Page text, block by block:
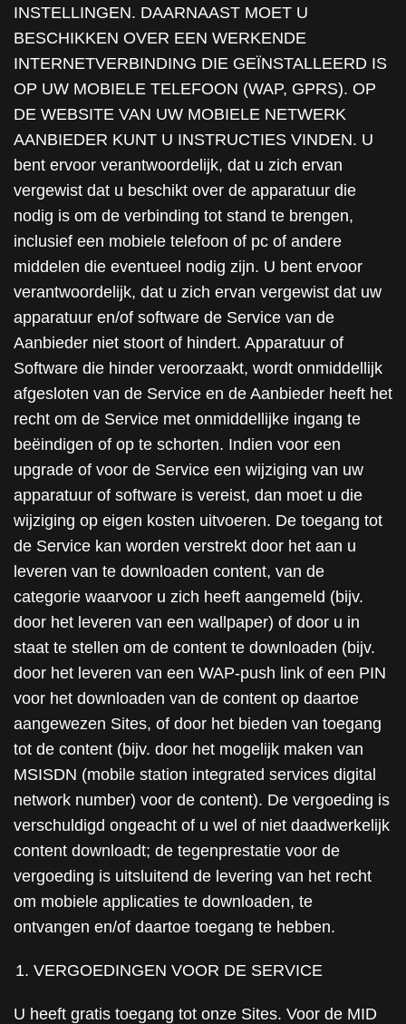
INSTELLINGEN. DAARNAAST MOET U
BESCHIKKEN OVER EEN WERKENDE
INTERNETVERBINDING DIE GEÏNSTALLEERD IS
OP UW MOBIELE TELEFOON (WAP, GPRS). OP
DE WEBSITE VAN UW MOBIELE NETWERK
AANBIEDER KUNT U INSTRUCTIES VINDEN. U
bent ervoor verantwoordelijk, dat u zich ervan
vergewist dat u beschikt over de apparatuur die
nodig is om de verbinding tot stand te brengen,
inclusief een mobiele telefoon of pc of andere
middelen die eventueel nodig zijn. U bent ervoor
verantwoordelijk, dat u zich ervan vergewist dat uw
apparatuur en/of software de Service van de
Aanbieder niet stoort of hindert. Apparatuur of
Software die hinder veroorzaakt, wordt onmiddellijk
afgesloten van de Service en de Aanbieder heeft het
recht om de Service met onmiddellijke ingang te
beëindigen of op te schorten. Indien voor een
upgrade of voor de Service een wijziging van uw
apparatuur of software is vereist, dan moet u die
wijziging op eigen kosten uitvoeren. De toegang tot
de Service kan worden verstrekt door het aan u
leveren van te downloaden content, van de
categorie waarvoor u zich heeft aangemeld (bijv.
door het leveren van een wallpaper) of door u in
staat te stellen om de content te downloaden (bijv.
door het leveren van een WAP-push link of een PIN
voor het downloaden van de content op daartoe
aangewezen Sites, of door het bieden van toegang
tot de content (bijv. door het mogelijk maken van
MSISDN (mobile station integrated services digital
network number) voor de content). De vergoeding is
verschuldigd ongeacht of u wel of niet daadwerkelijk
content downloadt; de tegenprestatie voor de
vergoeding is uitsluitend de levering van het recht
om mobiele applicaties te downloaden, te
ontvangen en/of daartoe toegang te hebben.
VERGOEDINGEN VOOR DE SERVICE
U heeft gratis toegang tot onze Sites. Voor de MID